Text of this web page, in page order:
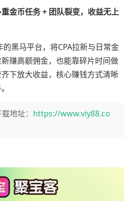
金币任务 + 团队裂变，收益无上
黑马平台，将CPA拉新与日常金
赚高额佣金，也能靠碎片时间做
下放大收益，核心赚钱方式清晰
地址： https://www.viy88.co